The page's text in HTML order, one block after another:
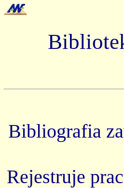
Bibliografia
Rejestruje